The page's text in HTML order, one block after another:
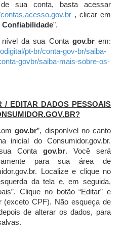
sua conta, basta acessar
, clicar em
Confiabilidade".
da sua Conta gov.brem:
pt-br/conta-gov-br/saiba-
govbr/saiba-mais-sobre-os-
/ EDITAR DADOS PESSOAIS
gov.br”, disponível no canto
inicial do Consumidor.gov.br.
Conta gov.br. Você será
para sua área de
Localize e clique no
da tela e, em seguida,
Clique no botão “Editar” e
(exceto CPF). Não esqueça de
de alterar os dados, para